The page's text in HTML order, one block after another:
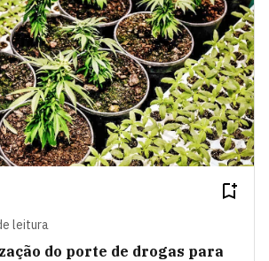
leitura
do porte de drogas para